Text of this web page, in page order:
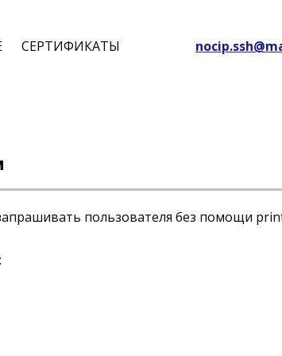
СЕРТИФИКАТЫ
пользователя без помощи